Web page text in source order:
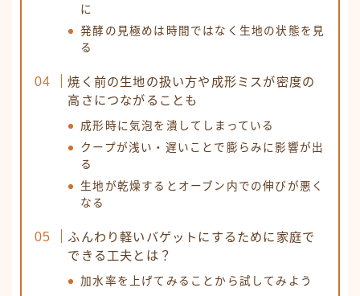
に
発酵の見極めは時間ではなく生地の状態を見
る
焼く前の生地の扱い方や成形ミスが密度の
高さにつながることも
成形時に気泡を潰してしまっている
クープが浅い・遅いことで膨らみに影響が出
る
生地が乾燥するとオーブン内での伸びが悪く
なる
ふんわり軽いバゲットにするために家庭で
できる工夫とは？
加水率を上げてみることから試してみよう